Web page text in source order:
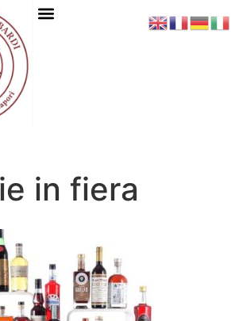
in fiera